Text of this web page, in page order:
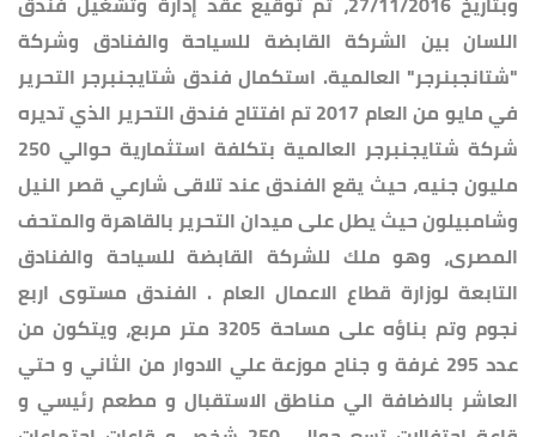
اللسان بين الشركة القابضة للسياحة والفنادق وشركة
"شتانجبنرجر" العالمية. استكمال فندق شتايجنبرجر التحرير
في مايو من العام 2017 تم افتتاح فندق التحرير الذي تديره
شركة شتايجنبرجر العالمية بتكلفة استثمارية حوالي 250
مليون جنيه، حيث يقع الفندق عند تلاقى شارعي قصر النيل
وشامبيلون حيث يطل على ميدان التحرير بالقاهرة والمتحف
المصرى، وهو ملك للشركة القابضة للسياحة والفنادق
التابعة لوزارة قطاع الاعمال العام . الفندق مستوى اربع
نجوم وتم بناؤه على مساحة 3205 متر مربع، ويتكون من
عدد 295 غرفة و جناح موزعة علي الادوار من الثاني و حتي
العاشر بالاضافة الي مناطق الاستقبال و مطعم رئيسي و